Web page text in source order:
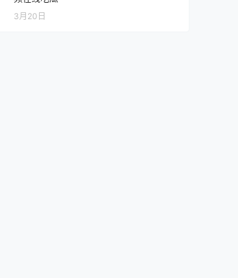
3月20日